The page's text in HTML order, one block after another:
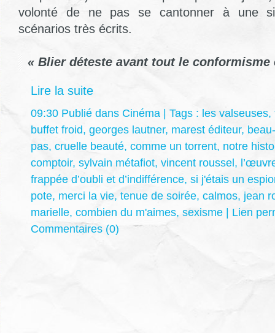
volonté de ne pas se cantonner à une
scénarios très écrits.
« Blier déteste avant tout le conformisme
Lire la suite
09:30 Publié dans Cinéma | Tags : les valseuses,
buffet froid, georges lautner, marest éditeur,
pas, cruelle beauté, comme un torrent, notre
comptoir, sylvain métafiot, vincent roussel,
frappée d’oubli et d’indifférence, si j'étais un
pote, merci la vie, tenue de soirée, calmos, jean
marielle, combien du m'aimes, sexisme | Lien
Commentaires (0)